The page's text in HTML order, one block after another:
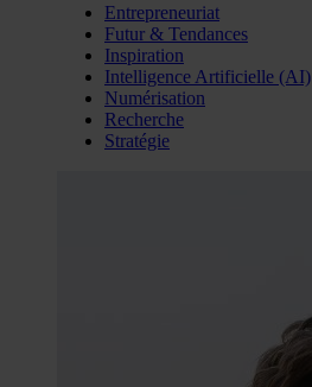
Entrepreneuriat
Futur & Tendances
Inspiration
Intelligence Artificielle (AI)
Numérisation
Recherche
Stratégie